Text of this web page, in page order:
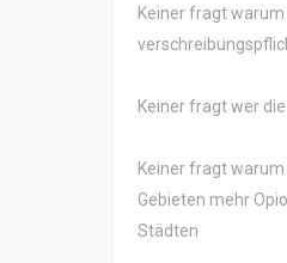
Keiner fragt warum
Keiner fragt wer
Keiner fragt
Gebieten mehr
Städten